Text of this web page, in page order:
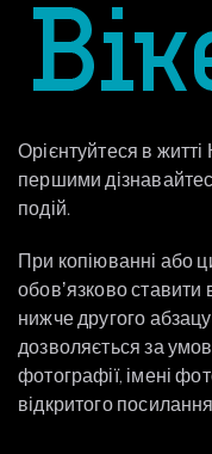
Орієнтуйтеся в
першими
подій.
При копіюванні або
обовʼязково
нижче другого
дозволяється за
фотографії, імені
відкритого